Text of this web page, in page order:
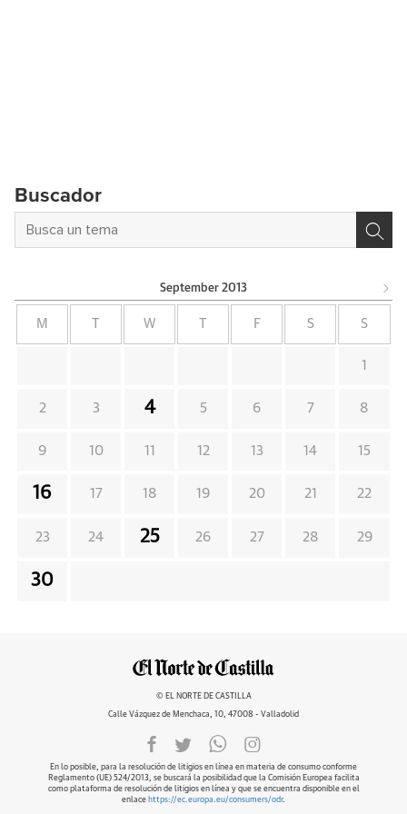
Buscador
September 2013
M W F S S
1
2 3 4 5 6 7 8
9 10 11 12 13 14 15
16 17 18 19 20 21 22
23 24 25 26 27 28 29
30
© EL NORTE DE CASTILLA
Calle Vázquez de Menchaca, 10, 47008 - Valladolid
En lo posible, para la resolución de litigios en línea en materia de consumo conforme
Reglamento (UE) 524/2013, se buscará la posibilidad que la Comisión Europea facilita
como plataforma de resolución de litigios en línea y que se encuentra disponible en el
enlace https://ec.europa.eu/consumers/odr.